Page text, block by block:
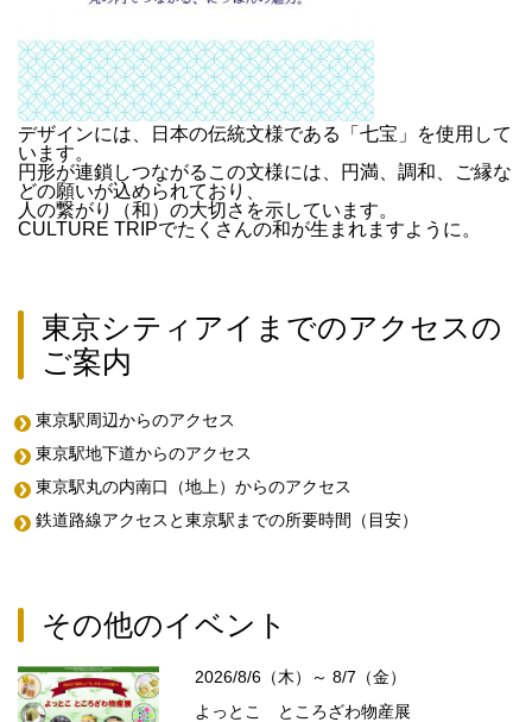
デザインには、日本の伝統文様である「七宝」を使用して
います。
円形が連鎖しつながるこの文様には、円満、調和、ご縁な
どの願いが込められており、
人の繋がり（和）の大切さを示しています。
CULTURE TRIPでたくさんの和が生まれますように。
東京シティアイまでのアクセスの
ご案内
東京駅周辺からのアクセス
東京駅地下道からのアクセス
東京駅丸の内南口（地上）からのアクセス
鉄道路線アクセスと東京駅までの所要時間（目安）
その他のイベント
2026/8/6（木）～ 8/7（金）
よっとこ ところざわ物産展